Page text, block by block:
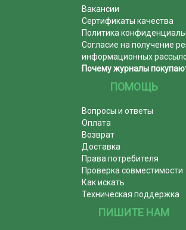
Вакансии
Сертификаты качества
Политика
Согласие на получение
информационных
Почему журналы
ПОМОЩЬ
Вопросы и ответы
Оплата
Возврат
Доставка
Права потребителя
Проверка совместимости
Как искать
Техническая поддержка
ПИШИТЕ НАМ